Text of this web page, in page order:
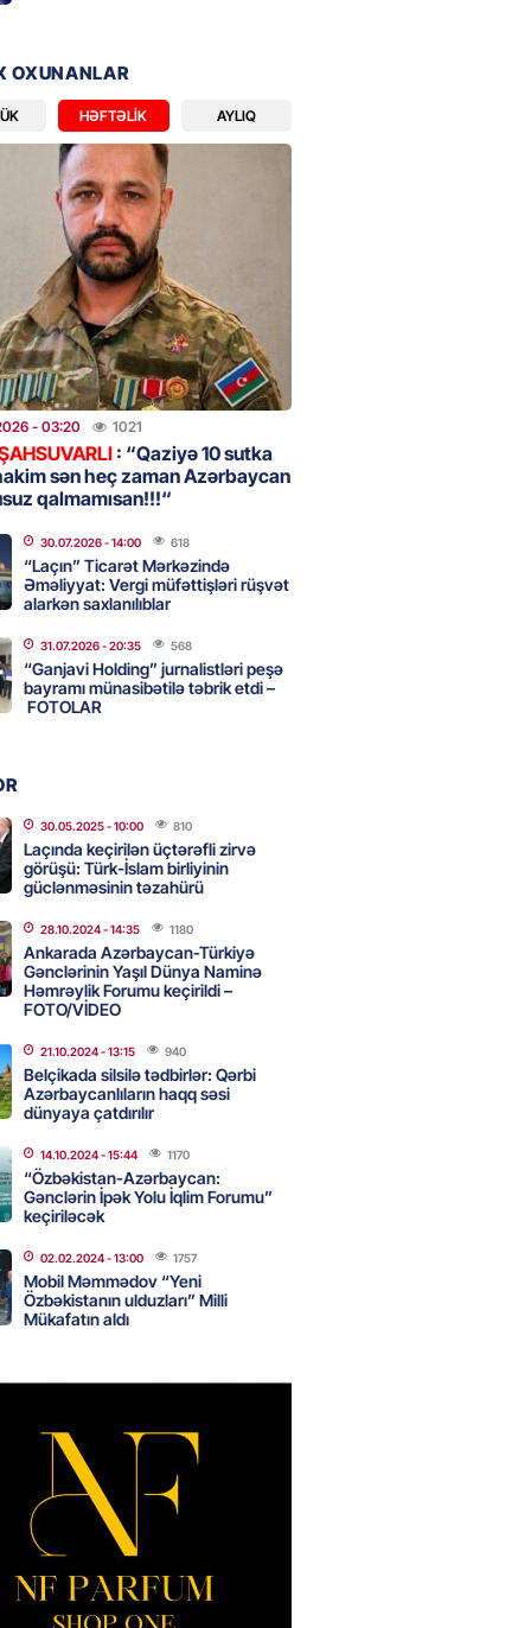
“Real Madrid”dən GETDİ
- 16:45 198
HHQ-nin ilk qadın generalı oldu
- 16:30
və universitetlərə yaxın ev
diqqətinə: Kirayə
son vəziyyət
Suriyanın xarici işlər
görüşəcək
- 16:00 120
ondan narazıdır
- 15:45
olundu
- 15:30 90
İDDİA: Şimali Koreya
120 ballistik raket yerləşdirib
- 15:15
musiqi terapevti
unudulmaz sənət gecəsinə
– FOTO
- 15:00
Azərbaycan ərazisini
qarşı istifadəyə imkan
mənzil almaq istəyənlər
imkanları var?
- 14:30
ofisi Pezeşkianın istefası
iddiaları təkzib etdi
OXUNANLAR
HƏFTƏLIK AYLIQ
- 03:20 1021
: “Qaziyə 10 sutka
sən heç zaman Azərbaycan
qalmamısan!!!“
30.07.2026- 14:00 618
“Laçın” Ticarət Mərkəzində
Əməliyyat: Vergi müfəttişləri rüşvət
alarkən saxlanılıblar
31.07.2026- 20:35 568
“Ganjavi Holding” jurnalistləri peşə
bayramı münasibətilə təbrik etdi –
FOTOLAR
30.05.2025- 10:00 810
Laçında keçirilən üçtərəfli zirvə
görüşü: Türk-İslam birliyinin
güclənməsinin təzahürü
28.10.2024- 14:35 1180
Ankarada Azərbaycan-Türkiyə
Gənclərinin Yaşıl Dünya Naminə
Həmrəylik Forumu keçirildi –
FOTO/VİDEO
21.10.2024- 13:15 940
Belçikada silsilə tədbirlər: Qərbi
Azərbaycanlıların haqq səsi
dünyaya çatdırılır
14.10.2024- 15:44 1170
“Özbəkistan-Azərbaycan:
Gənclərin İpək Yolu İqlim Forumu”
keçiriləcək
02.02.2024- 13:00 1757
Mobil Məmmədov “Yeni
Özbəkistanın ulduzları” Milli
Mükafatın aldı